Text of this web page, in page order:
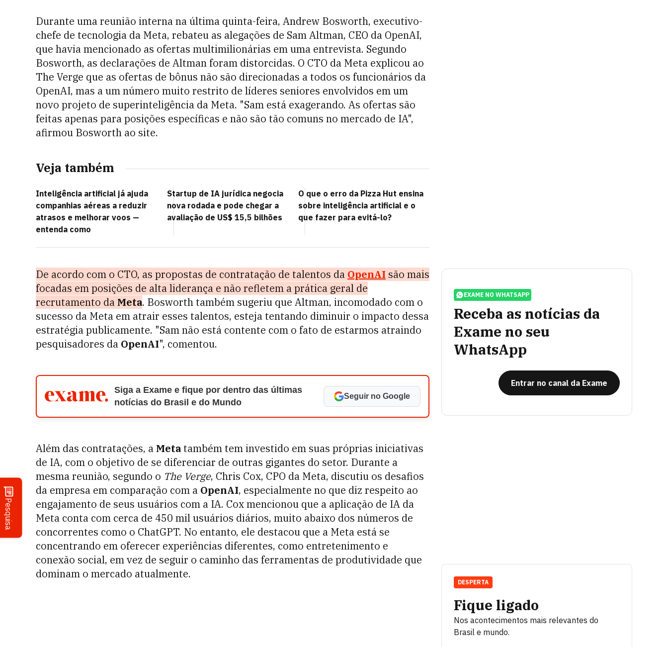
Pesquisa
Durante uma reunião interna na última quinta-feira, Andrew Bosworth, executivo-
chefe de tecnologia da Meta, rebateu as alegações de Sam Altman, CEO da OpenAI,
que havia mencionado as ofertas multimilionárias em uma entrevista. Segundo
Bosworth, as declarações de Altman foram distorcidas. O CTO da Meta explicou ao
The Verge que as ofertas de bônus não são direcionadas a todos os funcionários da
OpenAI, mas a um número muito restrito de líderes seniores envolvidos em um
novo projeto de superinteligência da Meta. "Sam está exagerando. As ofertas são
feitas apenas para posições específicas e não são tão comuns no mercado de IA",
afirmou Bosworth ao site.
Veja também
Inteligência artificial já ajuda
companhias aéreas a reduzir
atrasos e melhorar voos —
entenda como
Startup de IA jurídica negocia
nova rodada e pode chegar a
avaliação de US$ 15,5 bilhões
O que o erro da Pizza Hut ensina
sobre inteligência artificial e o
que fazer para evitá-lo?
De acordo com o CTO, as propostas de contratação de talentos da OpenAI são mais
focadas em posições de alta liderança e não refletem a prática geral de
recrutamento da Meta. Bosworth também sugeriu que Altman, incomodado com o
sucesso da Meta em atrair esses talentos, esteja tentando diminuir o impacto dessa
estratégia publicamente. "Sam não está contente com o fato de estarmos atraindo
pesquisadores da OpenAI", comentou.
Siga a Exame e fique por dentro das últimas
notícias do Brasil e do Mundo
Seguir no Google
Além das contratações, a Meta também tem investido em suas próprias iniciativas
de IA, com o objetivo de se diferenciar de outras gigantes do setor. Durante a
mesma reunião, segundo o The Verge, Chris Cox, CPO da Meta, discutiu os desafios
da empresa em comparação com a OpenAI, especialmente no que diz respeito ao
engajamento de seus usuários com a IA. Cox mencionou que a aplicação de IA da
Meta conta com cerca de 450 mil usuários diários, muito abaixo dos números de
concorrentes como o ChatGPT. No entanto, ele destacou que a Meta está se
concentrando em oferecer experiências diferentes, como entretenimento e
conexão social, em vez de seguir o caminho das ferramentas de produtividade que
dominam o mercado atualmente.
EXAME NO WHATSAPP
Receba as notícias da
Exame no seu
WhatsApp
Entrar no canal da Exame
Fique ligado
Nos acontecimentos mais relevantes do
Brasil e mundo.
DESPERTA